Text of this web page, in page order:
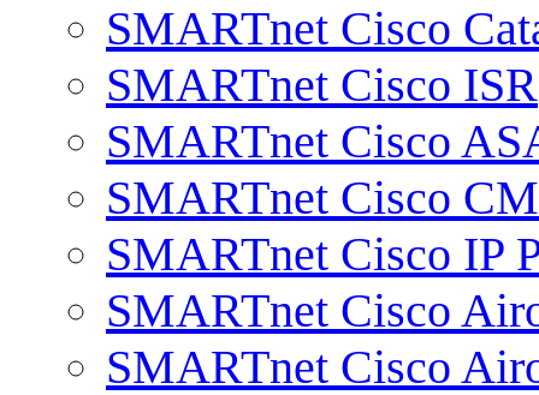
SMARTnet Cisco
SMARTnet Cisco ISR
SMARTnet Cisco
SMARTnet Cisco
SMARTnet Cisco IP
SMARTnet Cisco
SMARTnet Cisco